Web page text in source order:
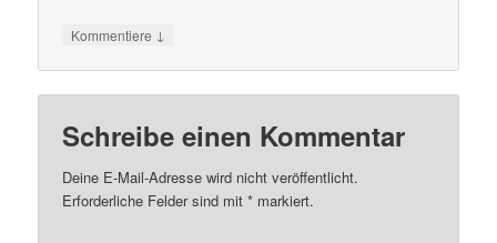
Kommentiere ↓
Schreibe einen Kommentar
Deine E-Mail-Adresse wird nicht veröffentlicht.
Erforderliche Felder sind mit* markiert.